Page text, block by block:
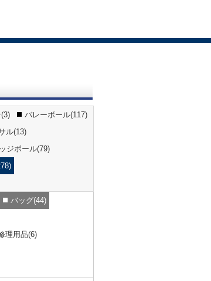
バレーボール(117)
ル(13)
ジボール(79)
バッグ(44)
理用品(6)